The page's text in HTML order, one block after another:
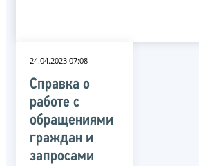
24.04.2023 07:08
Справка о
работе с
обращениями
граждан и
запросами